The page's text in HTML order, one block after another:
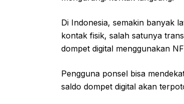
Di Indonesia, semakin banyak
kontak fisik, salah satunya
dompet digital menggunakan
Pengguna ponsel bisa
saldo dompet digital akan